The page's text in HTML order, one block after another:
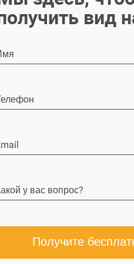
вид
у вас вопрос?
Получите